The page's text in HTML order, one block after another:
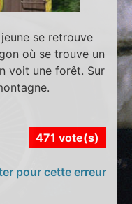
se retrouve
où se trouve un
voit une forêt. Sur
471 vote(s)
pour cette erreur